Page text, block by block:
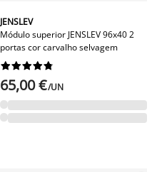
JENSLEV
Módulo superior JENSLEV 96x40 2
portas cor carvalho selvagem






65,00 €/UN